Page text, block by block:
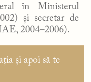
în Ministerul
și secretar de
2004–2006).
și apoi să te